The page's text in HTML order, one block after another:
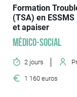
Formation
(TSA) en
et apaiser
Médico-social
2 jours
1 160 euros